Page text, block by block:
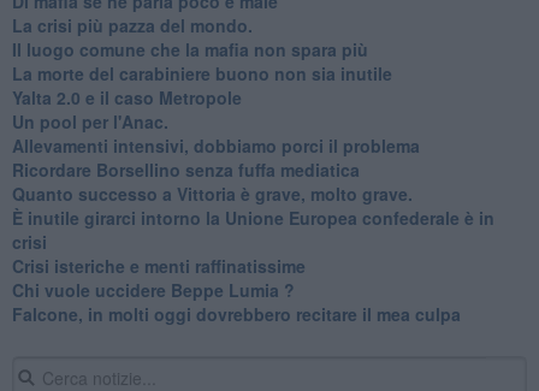
La crisi più pazza del mondo.
Il luogo comune che la mafia non spara più
La morte del carabiniere buono non sia inutile
Yalta 2.0 e il caso Metropole
​Un pool per l'Anac.
Allevamenti intensivi, dobbiamo porci il problema
Ricordare Borsellino senza fuffa mediatica
​Quanto successo a Vittoria è grave, molto grave.
​È inutile girarci intorno la Unione Europea confederale è in
crisi
Crisi isteriche e menti raffinatissime
Chi vuole uccidere Beppe Lumia ?
Falcone, in molti oggi dovrebbero recitare il mea culpa